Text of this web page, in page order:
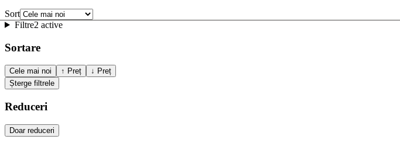
Sort
Filtre2 active
Sortare
Cele mai noi ↑ Preț
↓ Preț
Șterge filtrele
Reduceri
Doar reduceri